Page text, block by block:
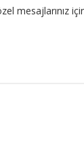
mesajlarınız